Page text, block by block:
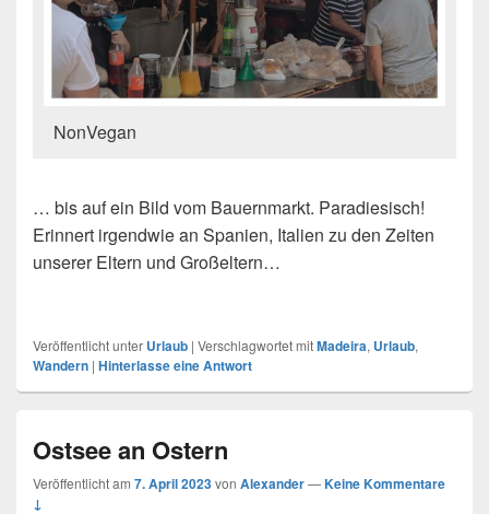
NonVegan
… bis auf ein Bild vom Bauernmarkt. Paradiesisch!
Erinnert irgendwie an Spanien, Italien zu den Zeiten
unserer Eltern und Großeltern…
Veröffentlicht unter Urlaub | Verschlagwortet mitMadeira, Urlaub,
Wandern | Hinterlasse eine Antwort
Ostsee an Ostern
Veröffentlicht am 7. April 2023von Alexander—Keine Kommentare
↓